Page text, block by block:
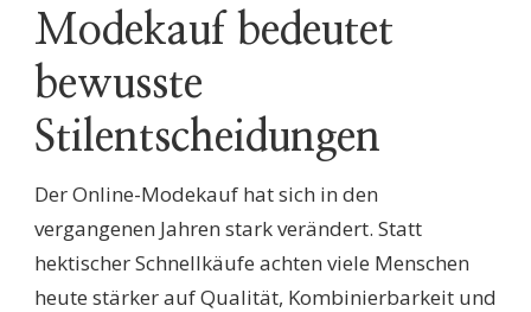
Modekauf bedeutet
bewusste
Stilentscheidungen
Der Online-Modekauf hat sich in den
vergangenen Jahren stark verändert. Statt
hektischer Schnellkäufe achten viele Menschen
heute stärker auf Qualität, Kombinierbarkeit und